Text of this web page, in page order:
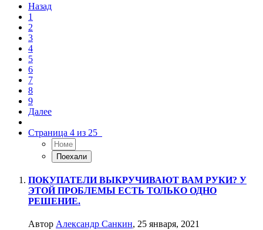
Назад
1
2
3
4
5
6
7
8
9
Далее
Страница 4 из 25
ПОКУПАТЕЛИ ВЫКРУЧИВАЮТ ВАМ РУКИ? У
ЭТОЙ ПРОБЛЕМЫ ЕСТЬ ТОЛЬКО ОДНО
РЕШЕНИЕ.
Автор Александр Санкин, 25 января, 2021